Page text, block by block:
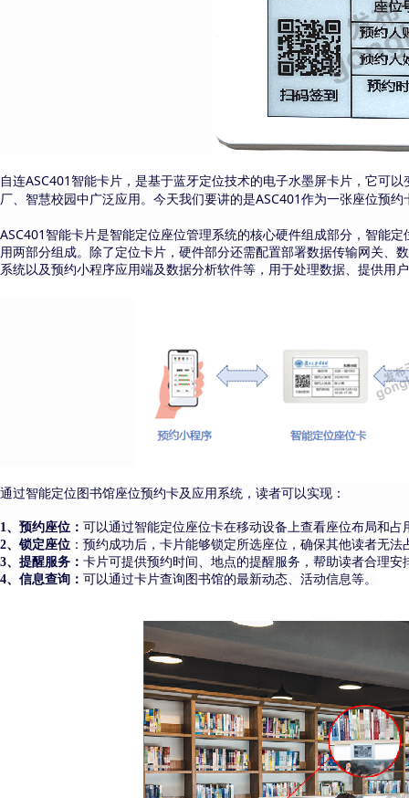
自连ASC401 智能卡片，是基于蓝牙定位技术的电子水墨屏卡片，它可
厂、智慧校园中广泛应用。今天我们要讲的是ASC401 作为一张座位预约
ASC401 智能卡片是智能定位座位管理系统的核心硬件组成部分，智能定
用两部分组成。除了定位卡片，硬件部分还需配置部署数据传输网关、
系统以及预约小程序应用端及数据分析软件等，用于处理数据、提供用
通过智能定位图书馆座位预约卡及应用系统，读者可以实现：
1、 预约座位： 可以通过智能定位座位卡在移动设备上查看座位布局和
2、 锁定座位 ：预约成功后，卡片能够锁定所选座位，确保其他读者无法
3、 提醒服务： 卡片可提供预约时间、地点的提醒服务，帮助读者合理安
4、 信息查询： 可以通过卡片查询图书馆的最新动态、活动信息等。